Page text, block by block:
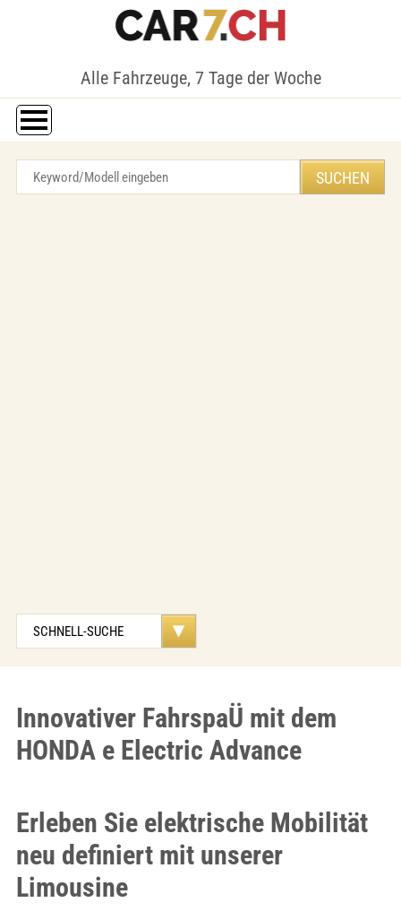
Alle Fahrzeuge, 7 Tage der Woche
Innovativer FahrspaÜ mit dem
HONDA e Electric Advance
Erleben Sie elektrische Mobilität
neu definiert mit unserer
Limousine